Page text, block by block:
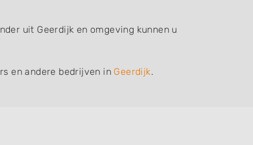
uit Geerdijk en omgeving kunnen u
en andere bedrijven in Geerdijk.